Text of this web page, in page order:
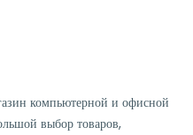
компьютерной и офисной
выбор товаров,